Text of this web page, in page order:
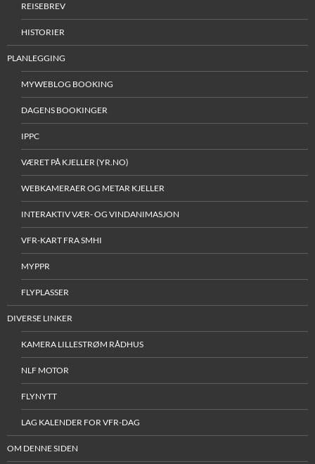
REISEBREV
HISTORIER
PLANLEGGING
MYWEBLOG BOOKING
DAGENS BOOKINGER
IPPC
VÆRET PÅ KJELLER (YR.NO)
WEBKAMERAER OG METAR KJELLER
INTERAKTIV VÆR- OG VINDANIMASJON
VFR-KART FRA SMHI
MYPPR
FLYPLASSER
DIVERSE LINKER
KAMERA LILLESTRØM RÅDHUS
NLF MOTOR
FLYNYTT
LAG KALENDER FOR VFR-DAG
OM DENNE SIDEN